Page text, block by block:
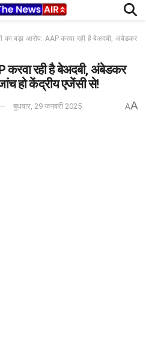
का बड़ा आरोप: AAP करवा रही है बेअदबी, अंबेडकर
करवा रही है बेअदबी, अंबेडकर
हो केंद्रीय एजेंसी से!
बुधवार, 29 जनवरी 2025 AA